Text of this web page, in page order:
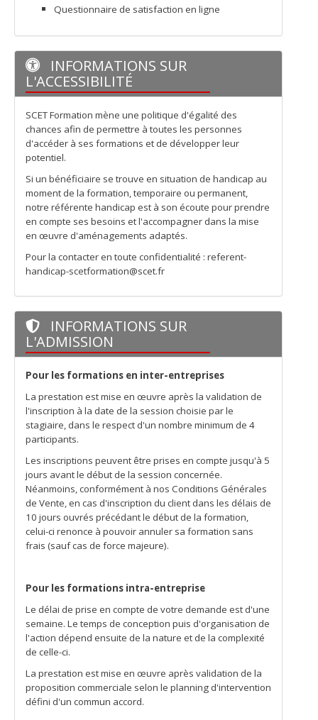
Questionnaire de satisfaction en ligne
INFORMATIONS SUR
L'ACCESSIBILITÉ
SCET Formation mène une politique d'égalité des
chances afin de permettre à toutes les personnes
d'accéder à ses formations et de développer leur
potentiel.
Si un bénéficiaire se trouve en situation de handicap au
moment de la formation, temporaire ou permanent,
notre référente handicap est à son écoute pour prendre
en compte ses besoins et l'accompagner dans la mise
en œuvre d'aménagements adaptés.
Pour la contacter en toute confidentialité : referent-
handicap-scetformation@scet.fr
INFORMATIONS SUR
L'ADMISSION
Pour les formations en inter-entreprises
La prestation est mise en œuvre après la validation de
l'inscription à la date de la session choisie par le
stagiaire, dans le respect d'un nombre minimum de 4
participants.
Les inscriptions peuvent être prises en compte jusqu'à 5
jours avant le début de la session concernée.
Néanmoins, conformément à nos Conditions Générales
de Vente, en cas d'inscription du client dans les délais de
10 jours ouvrés précédant le début de la formation,
celui-ci renonce à pouvoir annuler sa formation sans
frais (sauf cas de force majeure).
Pour les formations intra-entreprise
Le délai de prise en compte de votre demande est d'une
semaine. Le temps de conception puis d'organisation de
l'action dépend ensuite de la nature et de la complexité
de celle-ci.
La prestation est mise en œuvre après validation de la
proposition commerciale selon le planning d'intervention
défini d'un commun accord.